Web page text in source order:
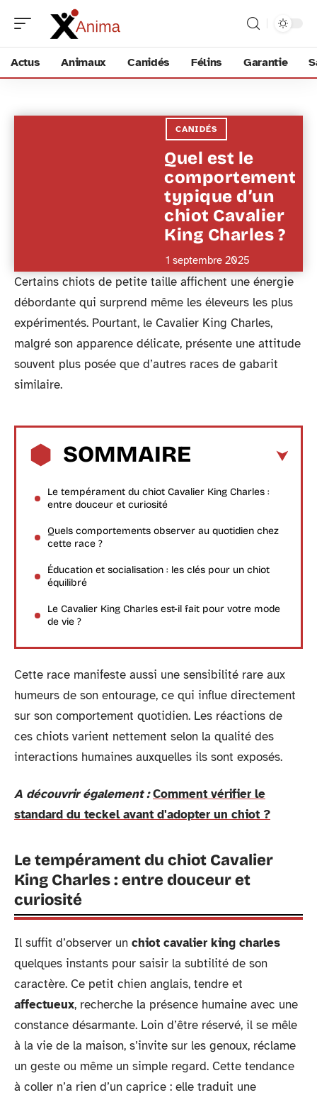
Actus Animaux Canidés Félins Garantie
CANIDÉS
Quel est le
comportement
typique d’un
chiot Cavalier
King Charles ?
1 septembre 2025
Certains chiots de petite taille affichent une énergie
débordante qui surprend même les éleveurs les plus
expérimentés. Pourtant, le Cavalier King Charles,
malgré son apparence délicate, présente une attitude
souvent plus posée que d’autres races de gabarit
similaire.
SOMMAIRE
Le tempérament du chiot Cavalier King Charles :
entre douceur et curiosité
Quels comportements observer au quotidien chez
cette race ?
Éducation et socialisation : les clés pour un chiot
équilibré
Le Cavalier King Charles est-il fait pour votre mode
de vie ?
Cette race manifeste aussi une sensibilité rare aux
humeurs de son entourage, ce qui influe directement
sur son comportement quotidien. Les réactions de
ces chiots varient nettement selon la qualité des
interactions humaines auxquelles ils sont exposés.
A découvrir également : Comment vérifier le
standard du teckel avant d'adopter un chiot ?
Le tempérament du chiot Cavalier
King Charles : entre douceur et
curiosité
Il suffit d’observer un chiot cavalier king charles
quelques instants pour saisir la subtilité de son
caractère. Ce petit chien anglais, tendre et
affectueux, recherche la présence humaine avec une
constance désarmante. Loin d’être réservé, il se mêle
à la vie de la maison, s’invite sur les genoux, réclame
un geste ou même un simple regard. Cette tendance
à coller n’a rien d’un caprice : elle traduit une